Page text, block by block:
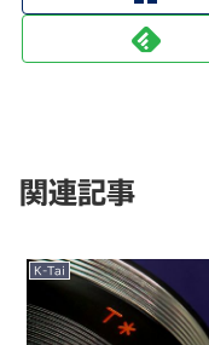
関連記事
K-Tai